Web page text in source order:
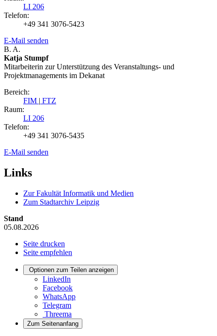
LI 206
Telefon:
+49 341 3076-5423
E-Mail senden
B. A.
Katja Stumpf
Mitarbeiterin zur Unterstützung des Veranstaltungs- und
Projektmanagements im Dekanat
Bereich:
FIM
FTZ
Raum:
LI 206
Telefon:
+49 341 3076-5435
E-Mail senden
Links
Zur Fakultät Informatik und Medien
Zum Stadtarchiv Leipzig
Stand
05.08.2026
Seite drucken
Seite empfehlen
Optionen zum Teilen anzeigen
LinkedIn
Facebook
WhatsApp
Telegram
Threema
Zum Seitenanfang